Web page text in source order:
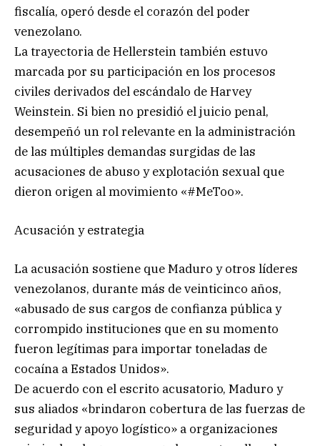
fiscalía, operó desde el corazón del poder
venezolano.
La trayectoria de Hellerstein también estuvo
marcada por su participación en los procesos
civiles derivados del escándalo de Harvey
Weinstein. Si bien no presidió el juicio penal,
desempeñó un rol relevante en la administración
de las múltiples demandas surgidas de las
acusaciones de abuso y explotación sexual que
dieron origen al movimiento «#MeToo».
Acusación y estrategia
La acusación sostiene que Maduro y otros líderes
venezolanos, durante más de veinticinco años,
«abusado de sus cargos de confianza pública y
corrompido instituciones que en su momento
fueron legítimas para importar toneladas de
cocaína a Estados Unidos».
De acuerdo con el escrito acusatorio, Maduro y
sus aliados «brindaron cobertura de las fuerzas de
seguridad y apoyo logístico» a organizaciones